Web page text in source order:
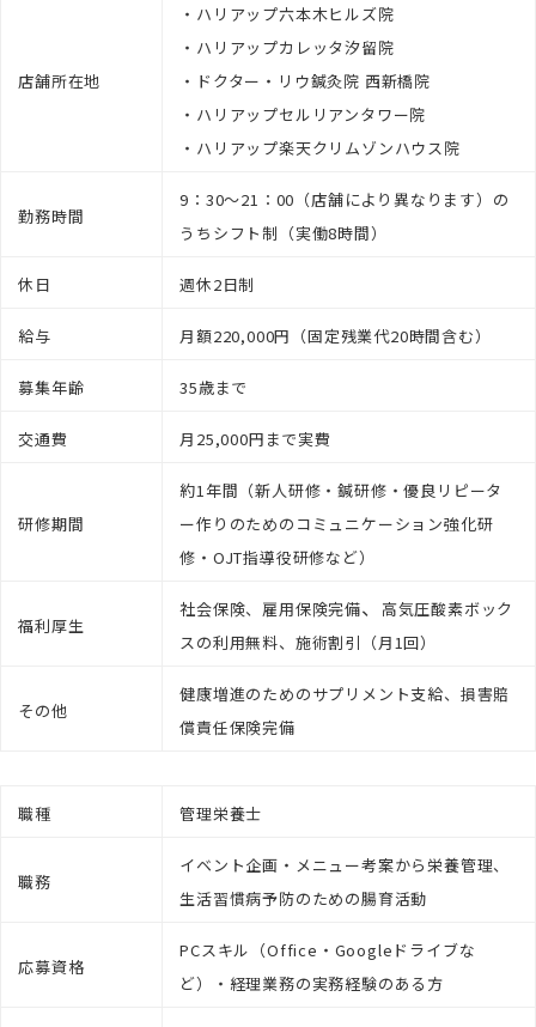
店舗所在地
・ハリアップ六本木ヒルズ院
・ハリアップカレッタ汐留院
・ドクター・リウ鍼灸院 西新橋院
・ハリアップセルリアンタワー院
・ハリアップ楽天クリムゾンハウス院
勤務時間
9：30～21：00（店舗により異なります）の
うちシフト制（実働8時間）
休日 週休2日制
給与 月額220,000円 （固定残業代20時間含む）
募集年齢 35歳まで
交通費 月25,000円まで実費
研修期間
約1年間（新人研修・鍼研修・優良リピータ
ー作りのためのコミュニケーション強化研
修・OJT指導役研修など）
福利厚生
社会保険、雇用保険完備、
高気圧酸素ボック
スの利用無料、施術割引（月1回）
その他
健康増進のためのサプリメント支給、損害賠
償責任保険完備
職種 管理栄養士
職務
イベント企画・メニュー考案から栄養管理、
生活習慣病予防のための腸育活動
応募資格
PCスキル（Office・Googleドライブな
ど）・経理業務の実務経験のある方